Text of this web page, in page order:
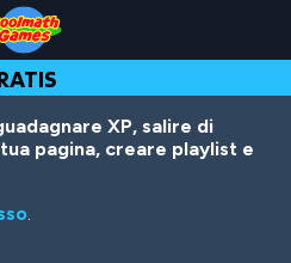
XP, salire di
pagina, creare playlist e
.